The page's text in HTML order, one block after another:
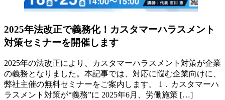
2025年法改正で義務化！カスタマーハラスメント
対策セミナーを開催します
2025年の法改正により、カスタマーハラスメント対策が企業
の義務となりました。本記事では、対応に悩む企業向けに、
弊社主催の無料セミナーをご案内します。 1．カスタマーハ
ラスメント対策が“義務”に 2025年6月、労働施策 […]